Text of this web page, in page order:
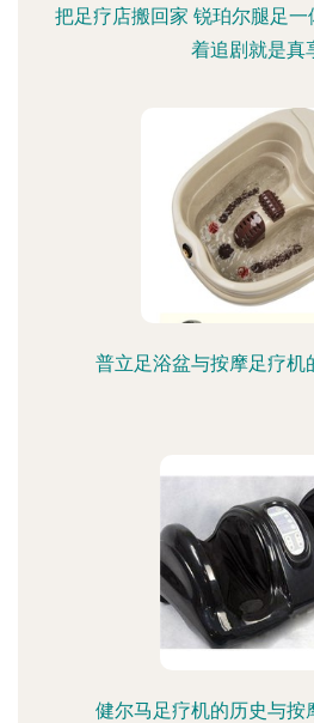
把足疗店搬回家 锐珀尔腿足
着追剧就是真
普立足浴盆与按摩足疗机
健尔马足疗机的历史与按